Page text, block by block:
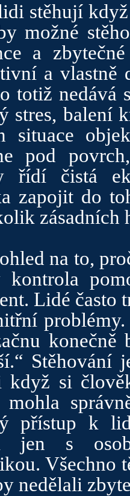
stěhují
možné
a
a vlastně
totiž nedává
stres, balení
situace
pod
řídí čistá
zapojit do
zásadních
na to,
kontrola
Lidé často
Stěhování
když si
přístup k
jen s
Všechno
nedělali